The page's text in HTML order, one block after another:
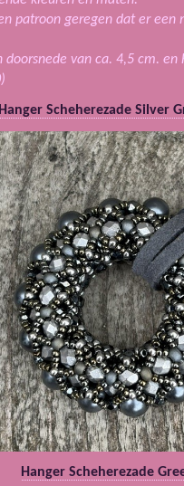
patroon geregen dat er een
van ca. 4,5 cm. en
Hanger Scheherezade Silver
Hanger Scheherezade